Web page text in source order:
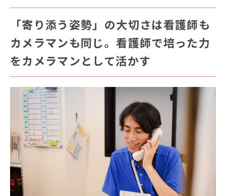
「寄り添う姿勢」の大切さは看護師も
カメラマンも同じ。看護師で培った力
をカメラマンとして活かす